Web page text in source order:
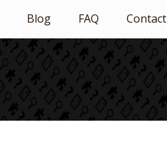
Blog FAQ Contact